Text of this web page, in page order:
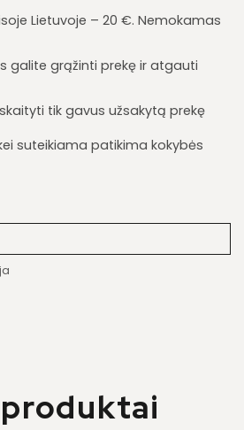
Lietuvoje – 20 €. Nemokamas
galite grąžinti prekę ir atgauti
tik gavus užsakytą prekę
suteikiama patikima kokybės